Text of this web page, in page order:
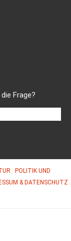
Frage?
POLITIK UND
& DATENSCHUTZ